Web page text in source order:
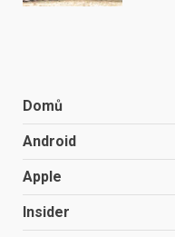
Domů
Android
Apple
Insider